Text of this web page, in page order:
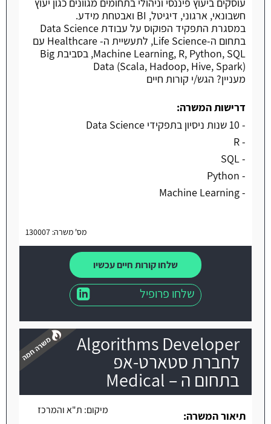
עוסקים ביעוץ פיננסי וניהולי בתחומים מגוונים כגון יעוץ
חשבונאי, ארגוני, דיגיטל, BI ואבטחת מידע.
במסגרת התפקיד הפוקוס על עבודת Data Science
בתחום ה-Life Science, לתעשיית ה- Healthcare עם
Machine Learning, R, Python, SQL, בסביבת Big
Data (Scala, Hadoop, Hive, Spark)
מעניין? הגש/י קורות חיים
דרישות המשרה:
- 10 שנות ניסיון בתפקידי Data Science
- R
- SQL
- Python
- Machine Learning
מס' משרה: 130007
שלחו קורות חיים עכשיו
שלחו פרופיל
Algorithms Developer
לחברת סטארט-אפ
בתחום ה – Medical
משרה חמה
מיקום: ת"א והמרכז
תיאור המשרה: